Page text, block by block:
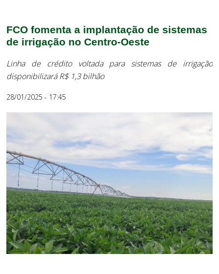
FCO fomenta a implantação de sistemas
de irrigação no Centro-Oeste
Linha de crédito voltada para sistemas de irrigação
disponibilizará R$ 1,3 bilhão
28/01/2025 - 17:45